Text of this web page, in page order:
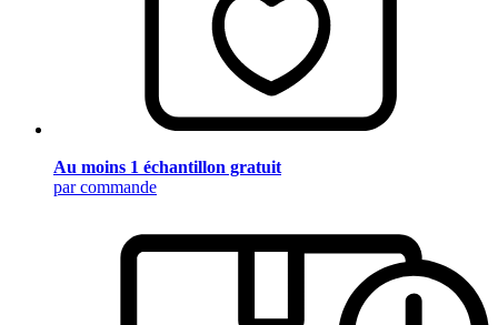
Au moins 1 échantillon gratuit
par commande